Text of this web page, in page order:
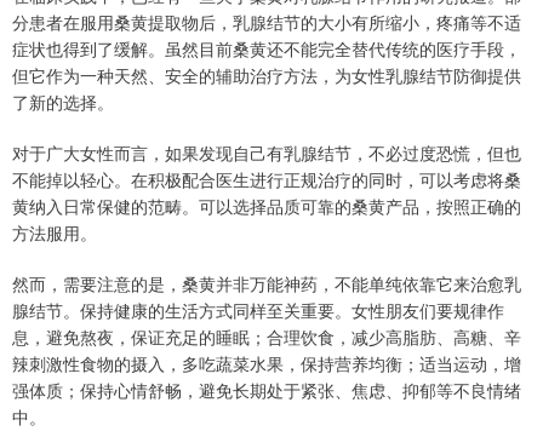
分患者在服用桑黄提取物后，乳腺结节的大小有所缩小，疼痛等不适
症状也得到了缓解。虽然目前桑黄还不能完全替代传统的医疗手段，
但它作为一种天然、安全的辅助治疗方法，为女性乳腺结节防御提供
了新的选择。
对于广大女性而言，如果发现自己有乳腺结节，不必过度恐慌，但也
不能掉以轻心。在积极配合医生进行正规治疗的同时，可以考虑将桑
黄纳入日常保健的范畴。可以选择品质可靠的桑黄产品，按照正确的
方法服用。
然而，需要注意的是，桑黄并非万能神药，不能单纯依靠它来治愈乳
腺结节。保持健康的生活方式同样至关重要。女性朋友们要规律作
息，避免熬夜，保证充足的睡眠；合理饮食，减少高脂肪、高糖、辛
辣刺激性食物的摄入，多吃蔬菜水果，保持营养均衡；适当运动，增
强体质；保持心情舒畅，避免长期处于紧张、焦虑、抑郁等不良情绪
中。